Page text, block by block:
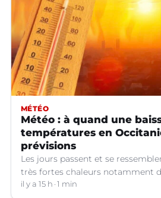
MÉTÉO
Météo : à quand une
températures en
prévisions
Les jours passent et se
très fortes chaleurs notamment
Jusqu’à quand ?
il y a 15 h 1 min